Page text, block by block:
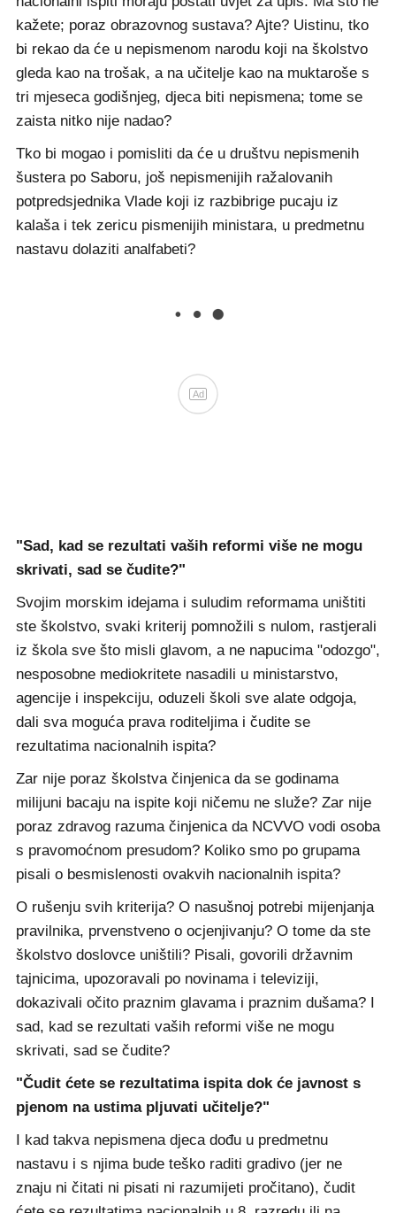
kažete; poraz obrazovnog sustava? Ajte? Uistinu, tko
bi rekao da će u nepismenom narodu koji na školstvo
gleda kao na trošak, a na učitelje kao na muktaroše s
tri mjeseca godišnjeg, djeca biti nepismena; tome se
zaista nitko nije nadao?
Tko bi mogao i pomisliti da će u društvu nepismenih
šustera po Saboru, još nepismenijih ražalovanih
potpredsjednika Vlade koji iz razbibrige pucaju iz
kalaša i tek zericu pismenijih ministara, u predmetnu
nastavu dolaziti analfabeti?
Ad
"Sad, kad se rezultati vaših reformi više ne mogu
skrivati, sad se čudite?"
Svojim morskim idejama i suludim reformama uništiti
ste školstvo, svaki kriterij pomnožili s nulom, rastjerali
iz škola sve što misli glavom, a ne napucima "odozgo",
nesposobne mediokritete nasadili u ministarstvo,
agencije i inspekciju, oduzeli školi sve alate odgoja,
dali sva moguća prava roditeljima i čudite se
rezultatima nacionalnih ispita?
Zar nije poraz školstva činjenica da se godinama
milijuni bacaju na ispite koji ničemu ne služe? Zar nije
poraz zdravog razuma činjenica da NCVVO vodi osoba
s pravomoćnom presudom? Koliko smo po grupama
pisali o besmislenosti ovakvih nacionalnih ispita?
O rušenju svih kriterija? O nasušnoj potrebi mijenjanja
pravilnika, prvenstveno o ocjenjivanju? O tome da ste
školstvo doslovce uništili? Pisali, govorili državnim
tajnicima, upozoravali po novinama i televiziji,
dokazivali očito praznim glavama i praznim dušama? I
sad, kad se rezultati vaših reformi više ne mogu
skrivati, sad se čudite?
"Čudit ćete se rezultatima ispita dok će javnost s
pjenom na ustima pljuvati učitelje?"
I kad takva nepismena djeca dođu u predmetnu
nastavu i s njima bude teško raditi gradivo (jer ne
znaju ni čitati ni pisati ni razumijeti pročitano), čudit